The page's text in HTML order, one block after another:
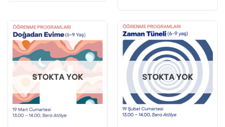
STOKTA YOK STOKTA YOK